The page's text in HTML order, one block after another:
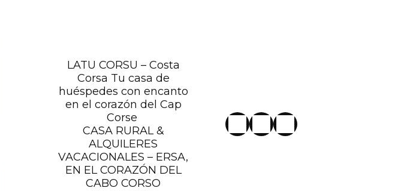
LATU CORSU – Costa
Corsa Tu casa de
huéspedes con encanto
en el corazón del Cap
Corse
CASA RURAL &
ALQUILERES
VACACIONALES – ERSA,
EN EL CORAZÓN DEL
CABO CORSO